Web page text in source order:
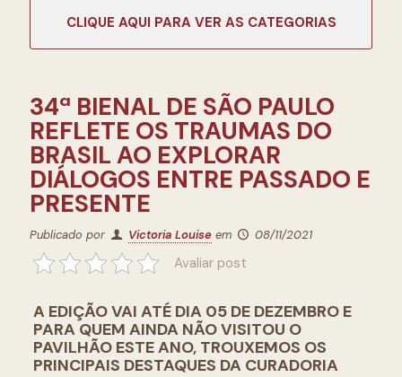
34ª BIENAL DE SÃO PAULO
REFLETE OS TRAUMAS DO
BRASIL AO EXPLORAR
DIÁLOGOS ENTRE PASSADO E
PRESENTE
Publicado por Victoria Louise em 08/11/2021
Avaliar post
A EDIÇÃO VAI ATÉ DIA 05 DE DEZEMBRO E
PARA QUEM AINDA NÃO VISITOU O
PAVILHÃO ESTE ANO, TROUXEMOS OS
PRINCIPAIS DESTAQUES DA CURADORIA
CATEGORIAS